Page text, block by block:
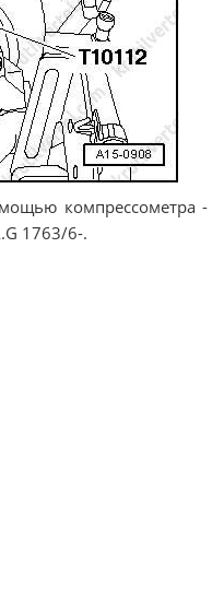
компрессометра -
1763/6-.